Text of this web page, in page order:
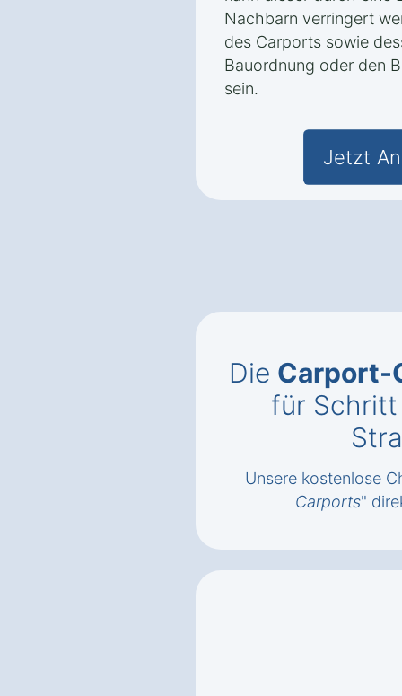
Nachbarn verringert
des Carports sowie
Bauordnung oder den
sein.
Jetzt
Die Carport-
für
Unsere kostenlose
Carports"